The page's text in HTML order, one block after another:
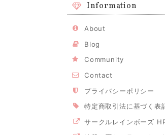
Information
About
Blog
Community
Contact
プライバシーポリシー
特定商取引法に基づく表
サークルレインボーズ